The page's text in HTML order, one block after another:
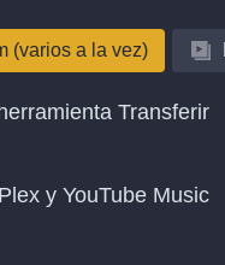
(varios a la vez)
Transferir
y YouTube Music